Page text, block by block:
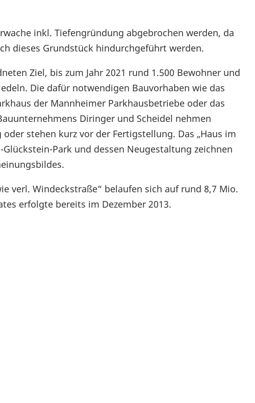
inkl. Tiefengründung abgebrochen werden, da
dieses Grundstück hindurchgeführt werden.
Ziel, bis zum Jahr 2021 rund 1.500 Bewohner und
Die dafür notwendigen Bauvorhaben wie das
der Mannheimer Parkhausbetriebe oder das
Diringer und Scheidel nehmen
stehen kurz vor der Fertigstellung. Das „Haus im
Park und dessen Neugestaltung zeichnen
verl. Windeckstraße“ belaufen sich auf rund 8,7 Mio.
erfolgte bereits im Dezember 2013.